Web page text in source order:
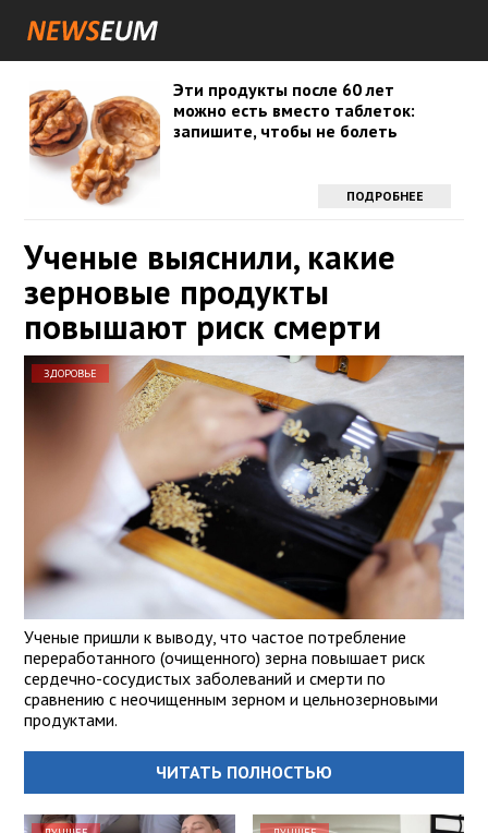
Эти продукты после 60 лет
можно есть вместо таблеток:
запишите, чтобы не болеть
ПОДРОБНЕЕ
Ученые выяснили, какие
зерновые продукты
повышают риск смерти
ЗДОРОВЬЕ
Ученые пришли к выводу, что частое потребление
переработанного (очищенного) зерна повышает риск
сердечно-сосудистых заболеваний и смерти по
сравнению с неочищенным зерном и цельнозерновыми
продуктами.
ЧИТАТЬ ПОЛНОСТЬЮ